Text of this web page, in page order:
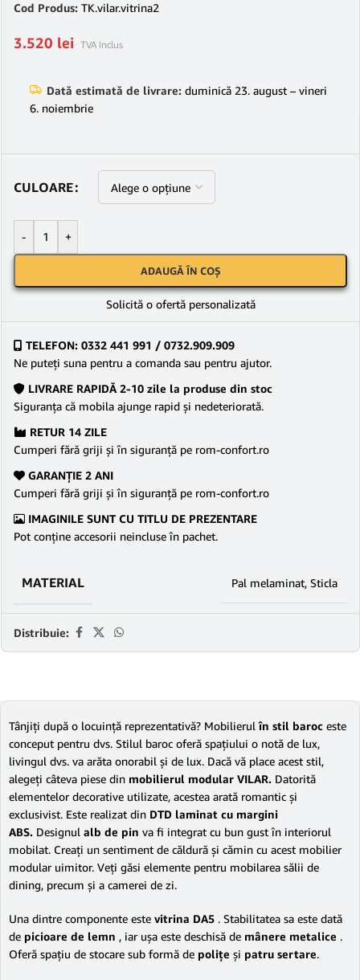
Cod Produs: TK.vilar.vitrina2
3.520 lei TVA Inclus
Dată estimată de livrare: duminică 23. august – vineri
6. noiembrie
CULOARE
- +
ADAUGĂ ÎN COȘ
Solicită o ofertă personalizată
TELEFON: 0332 441 991 / 0732.909.909
Ne puteţi suna pentru a comanda sau pentru ajutor.
LIVRARE RAPIDĂ 2-10 zile la produse din stoc
Siguranţa că mobila ajunge rapid şi nedeteriorată.
RETUR 14 ZILE
Cumperi fără griji şi în siguranţă pe rom-confort.ro
GARANŢIE 2 ANI
Cumperi fără griji şi în siguranţă pe rom-confort.ro
IMAGINILE SUNT CU TITLU DE PREZENTARE
Pot conține accesorii neincluse în pachet.
MATERIAL Pal melaminat, Sticla
Distribuie:
Tânjiţi după o locuinţă reprezentativă? Mobilierulîn stil baroc este
conceput pentru dvs. Stilul baroc oferă spaţiului o notă de lux,
livingul dvs. va arăta onorabil şi de lux. Dacă vă place acest stil,
alegeţi câteva piese din mobilierul modular VILAR. Datorită
elementelor decorative utilizate, acestea arată romantic şi
exclusivist. Este realizat din DTD laminat cu margini
ABS. Designul alb de pin va fi integrat cu bun gust în interiorul
mobilat. Creaţi un sentiment de căldură şi cămin cu acest mobilier
modular uimitor. Veţi găsi elemente pentru mobilarea sălii de
dining, precum şi a camerei de zi.
Una dintre componente este vitrina DA5 . Stabilitatea sa este dată
de picioare de lemn , iar uşa este deschisă de mânere metalice .
Oferă spaţiu de stocare sub formă de poliţe şi patru sertare.